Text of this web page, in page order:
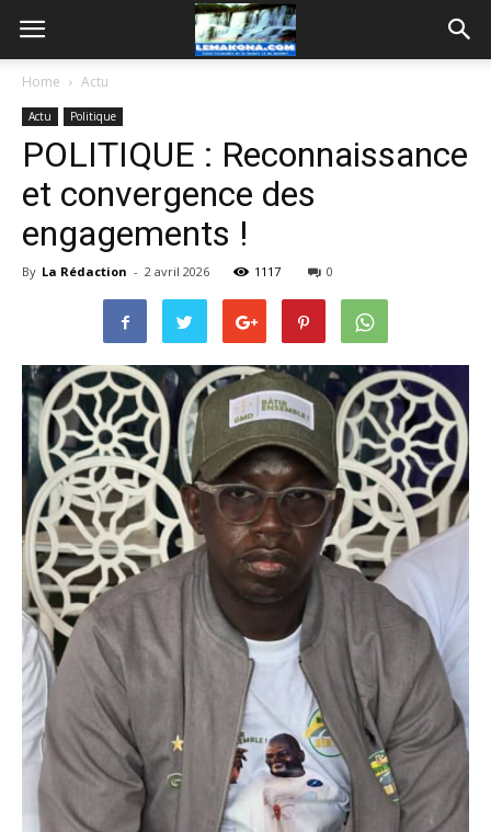
Home Actu
Actu Politique
POLITIQUE : Reconnaissance
et convergence des
engagements !
By La Rédaction - 2 avril 2026 1117 0